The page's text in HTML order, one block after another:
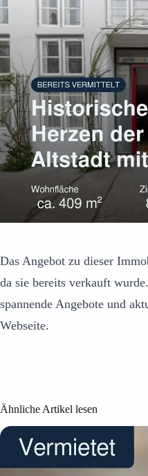
Das Angebot zu dieser
da sie bereits verkauft
spannende Angebote und
Webseite.
Ähnliche Artikel lesen